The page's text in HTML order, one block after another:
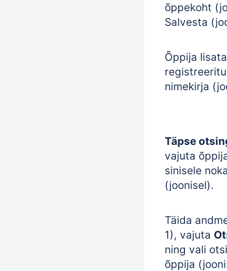
õppekoht
Salvesta
Õppija
nimekirja
Täpse
vajuta
sinisele
(joonisel).
Täida
1), vajuta
ning vali
õppija